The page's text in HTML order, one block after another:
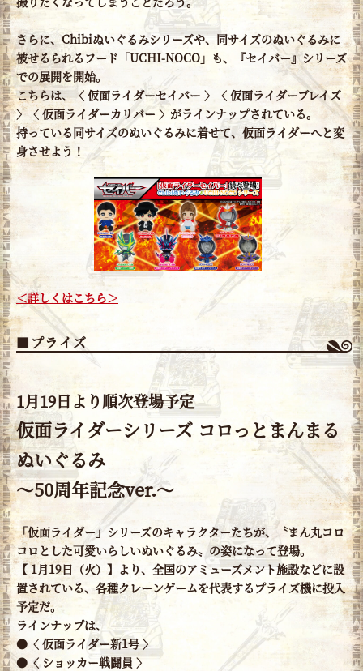
さらに、Chibiぬいぐるみシリーズや、同サイズのぬいぐるみに
被せるられるフード「UCHI-NOCO」も、『セイバー』シリーズ
での展開を開始。
こちらは、〈 仮面ライダーセイバー 〉〈 仮面ライダーブレイズ
〉〈 仮面ライダーカリバー 〉がラインナップされている。
持っている同サイズのぬいぐるみに着せて、仮面ライダーへと変
身させよう！
＜詳しくはこちら＞
■プライズ
1月19日より順次登場予定
仮面ライダーシリーズ コロっとまんまる
ぬいぐるみ
～50周年記念ver.～
「仮面ライダー」シリーズのキャラクターたちが、〝まん丸コロ
コロとした可愛いらしいぬいぐるみ〟の姿になって登場。
【 1月19日（火）】より、全国のアミューズメント施設などに設
置されている、各種クレーンゲームを代表するプライズ機に投入
予定だ。
ラインナップは、
●〈 仮面ライダー新1号 〉
●〈 ショッカー戦闘員 〉